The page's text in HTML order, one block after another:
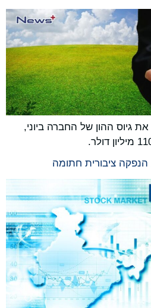
גיוס ההון של החברה ביוני,
הנפקה ציבורית חתומה